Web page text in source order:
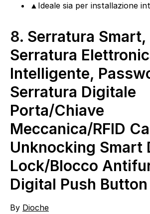
▲Ideale sia per installazione
8. Serratura Smart,
Serratura
Intelligente,
Serratura Digitale
Porta/Chiave
Meccanica/RFID
Unknocking Smart
Lock/Blocco
Digital Push
By Dioche